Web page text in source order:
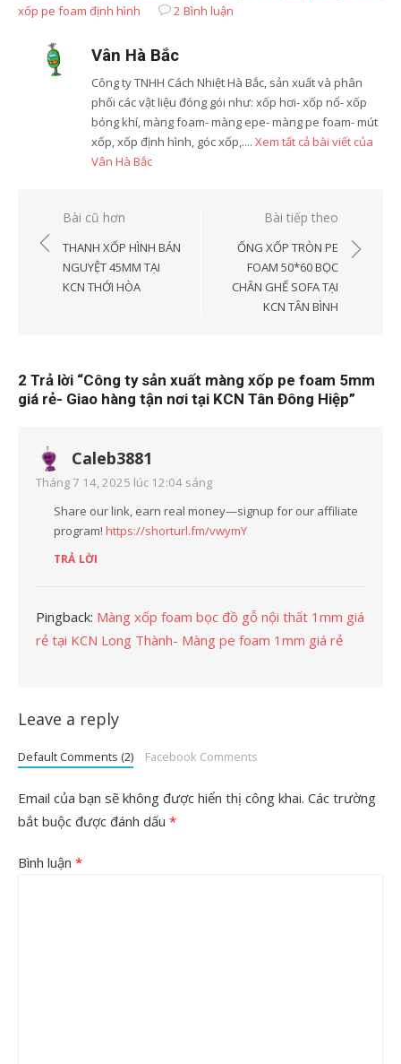
xốp pe foam định hình
2 Bình luận
Vân Hà Bắc
Công ty TNHH Cách Nhiệt Hà Bắc, sản xuất và phân
phối các vật liệu đóng gói như: xốp hơi- xốp nổ- xốp
bóng khí, màng foam- màng epe- màng pe foam- mút
xốp, xốp định hình, góc xốp,.... Xem tất cả bài viết của
Vân Hà Bắc
Điều
hướng
viết
Bài cũ hơn
THANH XỐP HÌNH BÁN
NGUYỆT 45MM TẠI
KCN THỚI HÒA
Bài tiếp theo
ỐNG XỐP TRÒN PE
FOAM 50*60 BỌC
CHÂN GHẾ SOFA TẠI
KCN TÂN BÌNH
2 Trả lời “Công ty sản xuất màng xốp pe foam 5mm
giá rẻ- Giao hàng tận nơi tại KCN Tân Đông Hiệp”
Caleb3881
Tháng 7 14, 2025 lúc 12:04 sáng
Share our link, earn real money—signup for our affiliate
program! https://shorturl.fm/vwymY
TRẢ LỜI
Pingback: Màng xốp foam bọc đồ gỗ nội thất 1mm giá
rẻ tại KCN Long Thành- Màng pe foam 1mm giá rẻ
Leave a reply
Default Comments (2) Facebook Comments
Email của bạn sẽ không được hiển thị công khai. Các trường
bắt buộc được đánh dấu *
Bình luận *